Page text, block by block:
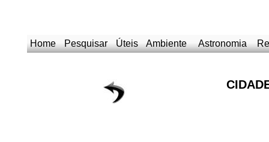
Home Pesquisar Úteis Ambiente Astronomia